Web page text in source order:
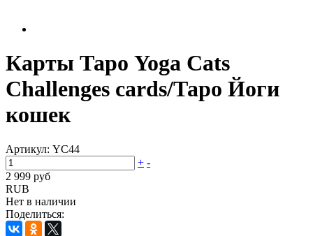
Карты Таро Yoga Cats
Challenges cards/Таро Йоги
кошек
Артикул: YC44
+ -
2 999 руб
RUB
Нет в наличии
Поделиться: